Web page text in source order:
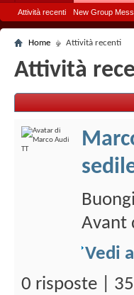
Attività recenti New Group
Home Attività recenti
Attività
Avant
Vedi
0 risposte |